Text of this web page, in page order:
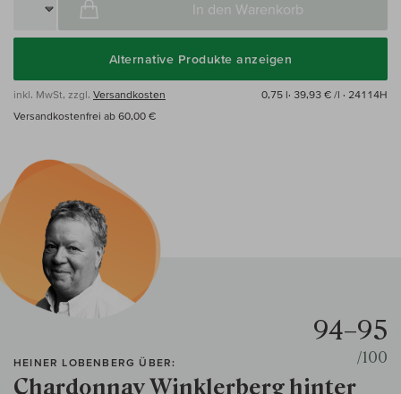
In den Warenkorb
Alternative Produkte anzeigen
inkl. MwSt, zzgl. Versandkosten 0,75 l· 39,93 € /l · 24114H
Versandkostenfrei ab 60,00 €
HEINER LOBENBERG ÜBER:
Chardonnay Winklerberg hinter
94–95
/100